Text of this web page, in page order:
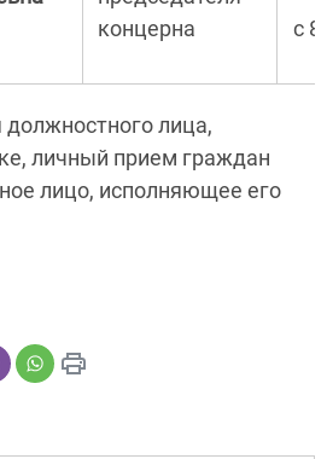
концерна
с
должностного лица,
личный прием граждан
лицо, исполняющее его